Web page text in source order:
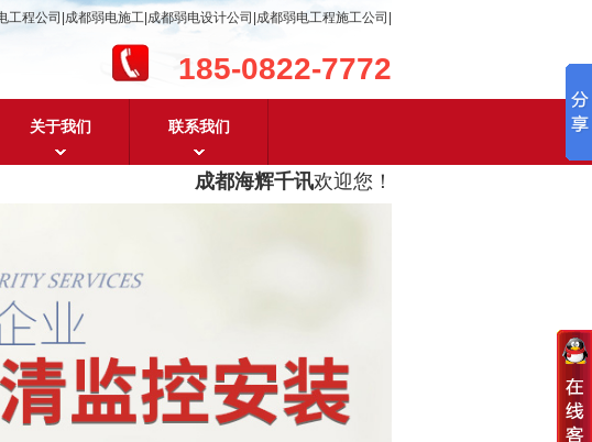
程公司|成都弱电施工|成都弱电设计公司|成都弱电工程施工公司|
185-0822-7772
关于我们 联系我们
成都海辉千讯欢迎您！ 成都弱电工程设计及成